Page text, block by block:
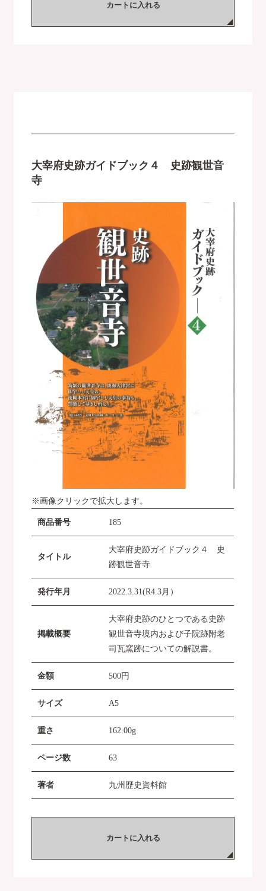
カートに入れる
大宰府史跡ガイドブック４ 史跡観世音
寺
※画像クリックで拡大します。
商品番号 185
タイトル
大宰府史跡ガイドブック４ 史
跡観世音寺
発行年月 2022.3.31(R4.3月）
掲載概要
大宰府史跡のひとつである史跡
観世音寺境内および子院跡附老
司瓦窯跡についての解説書。
金額 500円
サイズ A5
重さ 162.00g
ページ数 63
著者 九州歴史資料館
カートに入れる